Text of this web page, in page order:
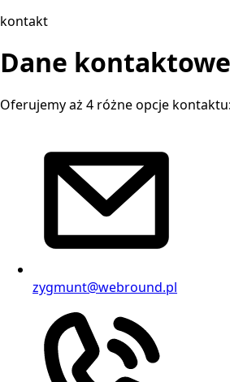
kontakt
Dane kontaktowe
Oferujemy aż 4 różne opcje
zygmunt@webround.pl